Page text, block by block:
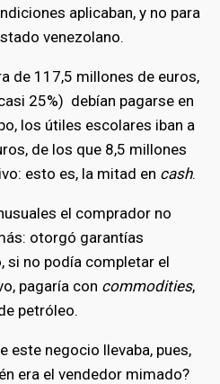
aplicaban, y no para
venezolano.
de 117,5 millones de euros,
25%) debían pagarse en
los útiles escolares iban a
de los que 8,5 millones
esto es, la mitad en cash.
el comprador no
otorgó garantías
si no podía completar el
pagaría con commodities,
petróleo.
este negocio llevaba, pues,
era el vendedor mimado?